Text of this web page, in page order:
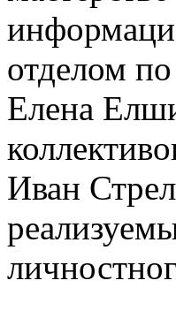
отделом
Елена
Иван